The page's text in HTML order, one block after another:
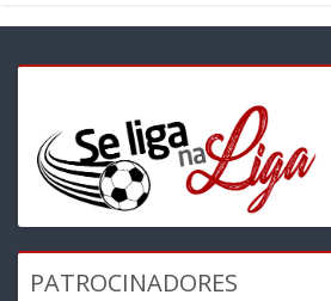
PATROCINADORES